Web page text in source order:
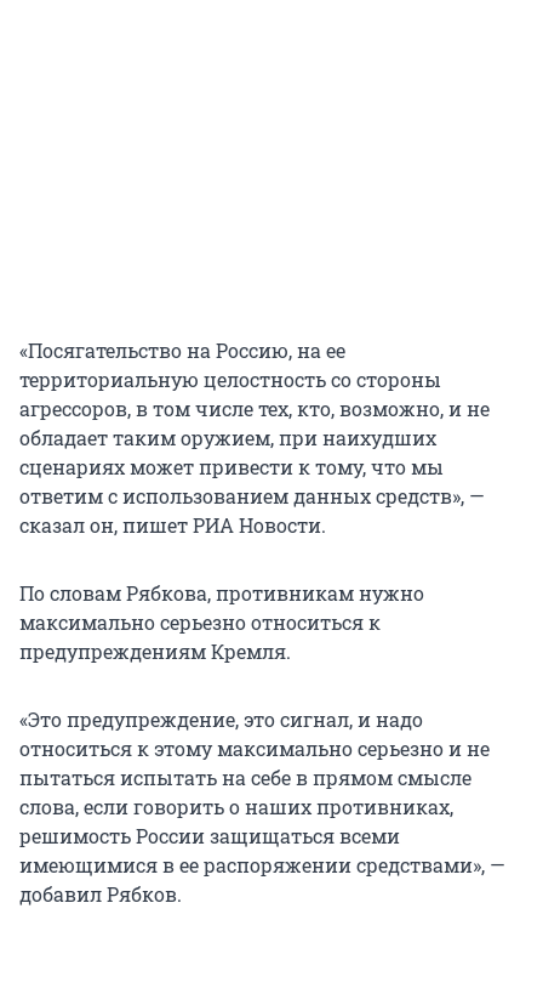
«Посягательство на Россию, на ее
территориальную целостность со стороны
агрессоров, в том числе тех, кто, возможно, и не
обладает таким оружием, при наихудших
сценариях может привести к тому, что мы
ответим с использованием данных средств», —
сказал он, пишет РИА Новости.
По словам Рябкова, противникам нужно
максимально серьезно относиться к
предупреждениям Кремля.
«Это предупреждение, это сигнал, и надо
относиться к этому максимально серьезно и не
пытаться испытать на себе в прямом смысле
слова, если говорить о наших противниках,
решимость России защищаться всеми
имеющимися в ее распоряжении средствами», —
добавил Рябков.